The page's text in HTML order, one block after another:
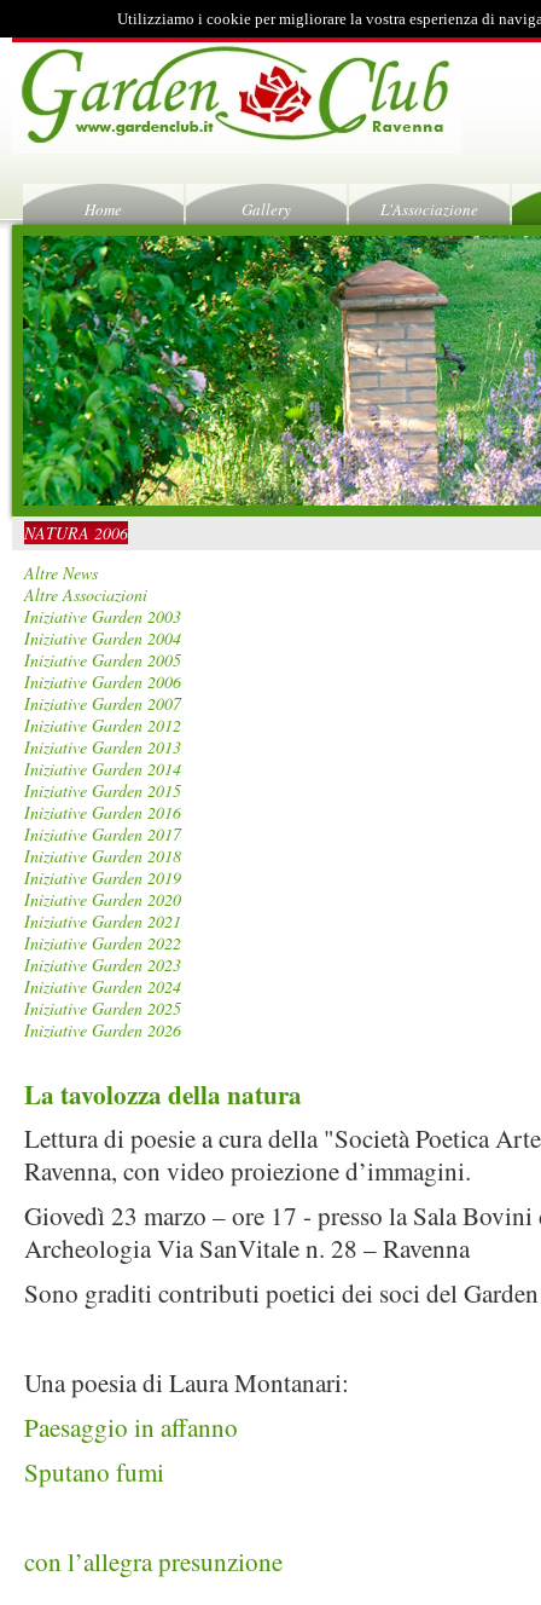
Utilizziamo i cookie per migliorare la vostra esperienza di
Home Gallery L'Associazione
NATURA 2006
Altre News
Altre Associazioni
Iniziative Garden 2003
Iniziative Garden 2004
Iniziative Garden 2005
Iniziative Garden 2006
Iniziative Garden 2007
Iniziative Garden 2012
Iniziative Garden 2013
Iniziative Garden 2014
Iniziative Garden 2015
Iniziative Garden 2016
Iniziative Garden 2017
Iniziative Garden 2018
Iniziative Garden 2019
Iniziative Garden 2020
Iniziative Garden 2021
Iniziative Garden 2022
Iniziative Garden 2023
Iniziative Garden 2024
Iniziative Garden 2025
Iniziative Garden 2026
La tavolozza della natura
Lettura di poesie a cura della "Società Poetica
Ravenna, con video proiezione d’immagini.
Giovedì 23 marzo – ore 17 - presso la Sala
Archeologia Via SanVitale n. 28 – Ravenna
Sono graditi contributi poetici dei soci del
Una poesia di Laura Montanari:
Paesaggio in affanno
Sputano fumi
con l’allegra presunzione